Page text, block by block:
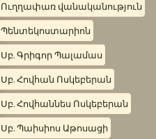
Ուղղափառ վանականություն
Պենտեկոստարիոն
Սբ. Գրիգոր Պալամաս
Սբ. Հովհան Ոսկեբերան
Սբ. Հովհաննես Ոսկեբերան
Սբ. Պաիսիոս Աթոսացի